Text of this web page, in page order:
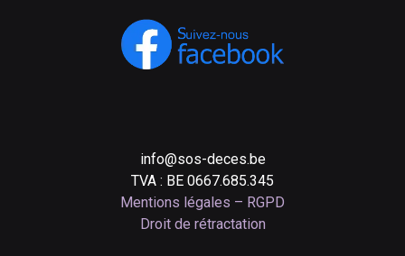
info@sos-deces.be
TVA : BE 0667.685.345
Mentions légales – RGPD
Droit de rétractation